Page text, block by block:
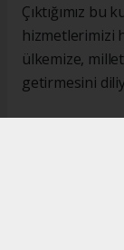
Çıktığımız
hizmetlerimizi
ülkemize,
getirmesini